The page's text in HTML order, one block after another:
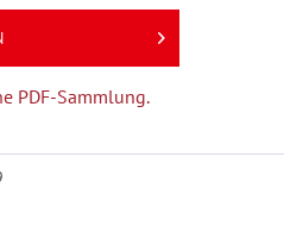
PDF-Sammlung.